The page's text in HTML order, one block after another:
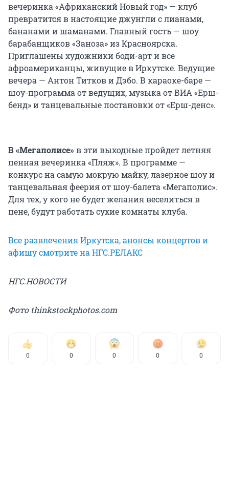
вечеринка «Африканский Новый год» — клуб
превратится в настоящие джунгли с лианами,
бананами и шаманами. Главный гость — шоу
барабанщиков «Заноза» из Красноярска.
Приглашены художники боди-арт и все
афроамериканцы, живущие в Иркутске. Ведущие
вечера — Антон Титков и Дэбо. В караоке-баре —
шоу-программа от ведущих, музыка от ВИА «Ерш-
бенд» и танцевальные постановки от «Ерш-денс».
В «Мегаполисе»в эти выходные пройдет летняя
пенная вечеринка «Пляж». В программе —
конкурс на самую мокрую майку, лазерное шоу и
танцевальная феерия от шоу-балета «Мегаполис».
Для тех, у кого не будет желания веселиться в
пене, будут работать сухие комнаты клуба.
Все развлечения Иркутска, анонсы концертов и
афишу смотрите на НГС.РЕЛАКС
НГС.НОВОСТИ
Фото thinkstockphotos.com
0 0 0 0 0